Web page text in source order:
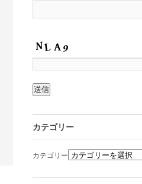
カテゴリー
カテゴリー